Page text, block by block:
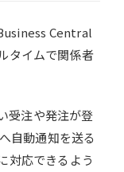
Central
タイムで関係者
受注や発注が登
自動通知を送る
対応できるよう